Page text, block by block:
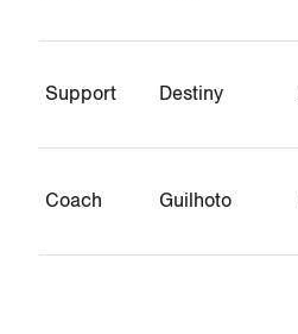
Support Destiny
Coach Guilhoto